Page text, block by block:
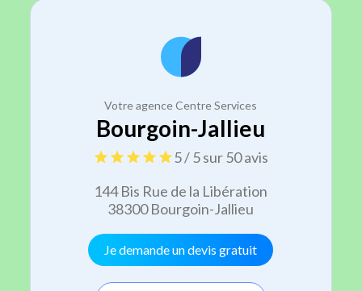
Votre agence Centre Services
Bourgoin-Jallieu
5 / 5 sur 50 avis
144 Bis Rue de la Libération
38300 Bourgoin-Jallieu
Je demande un devis gratuit